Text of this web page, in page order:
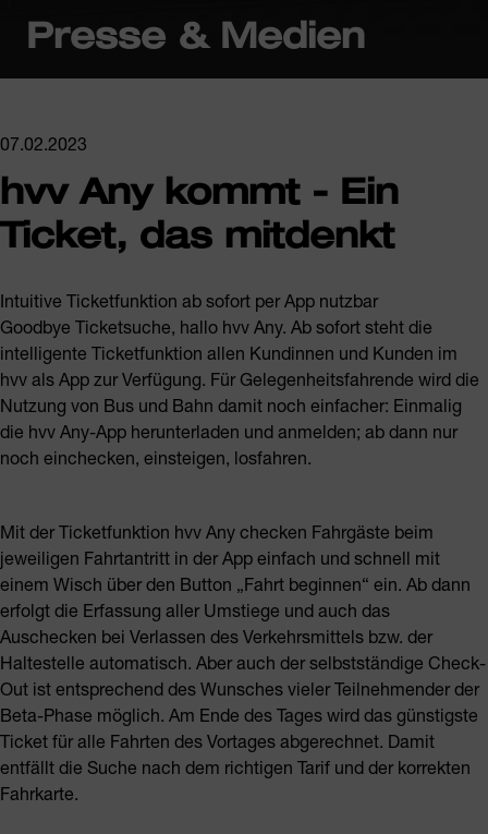
Presse & Medien
07.02.2023
hvv Any kommt - Ein
Ticket, das mitdenkt
Intuitive Ticketfunktion ab sofort per App nutzbar
Goodbye Ticketsuche, hallo hvv Any. Ab sofort steht die
intelligente Ticketfunktion allen Kundinnen und Kunden im
hvv als App zur Verfügung. Für Gelegenheitsfahrende wird die
Nutzung von Bus und Bahn damit noch einfacher: Einmalig
die hvv Any-App herunterladen und anmelden; ab dann nur
noch einchecken, einsteigen, losfahren.
Mit der Ticketfunktion hvv Any checken Fahrgäste beim
jeweiligen Fahrtantritt in der App einfach und schnell mit
einem Wisch über den Button „Fahrt beginnen“ ein. Ab dann
erfolgt die Erfassung aller Umstiege und auch das
Auschecken bei Verlassen des Verkehrsmittels bzw. der
Haltestelle automatisch. Aber auch der selbstständige Check-
Out ist entsprechend des Wunsches vieler Teilnehmender der
Beta-Phase möglich. Am Ende des Tages wird das günstigste
Ticket für alle Fahrten des Vortages abgerechnet. Damit
entfällt die Suche nach dem richtigen Tarif und der korrekten
Fahrkarte.